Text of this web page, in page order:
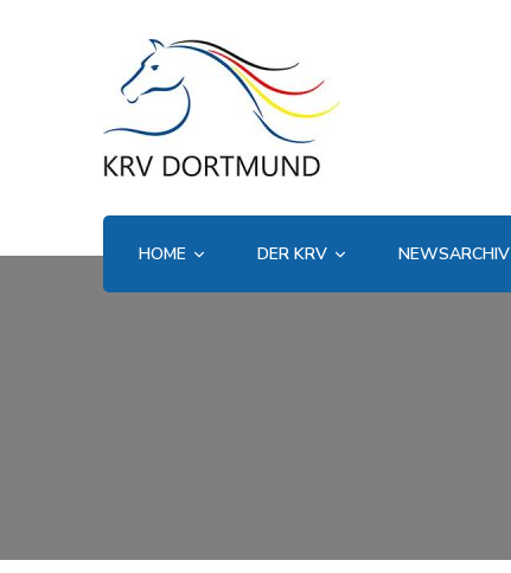
HOME DER KRV NEWSARCHIV